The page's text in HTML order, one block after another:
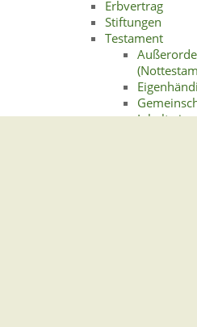
Erbvertrag
Stiftungen
Testament
Inhalt